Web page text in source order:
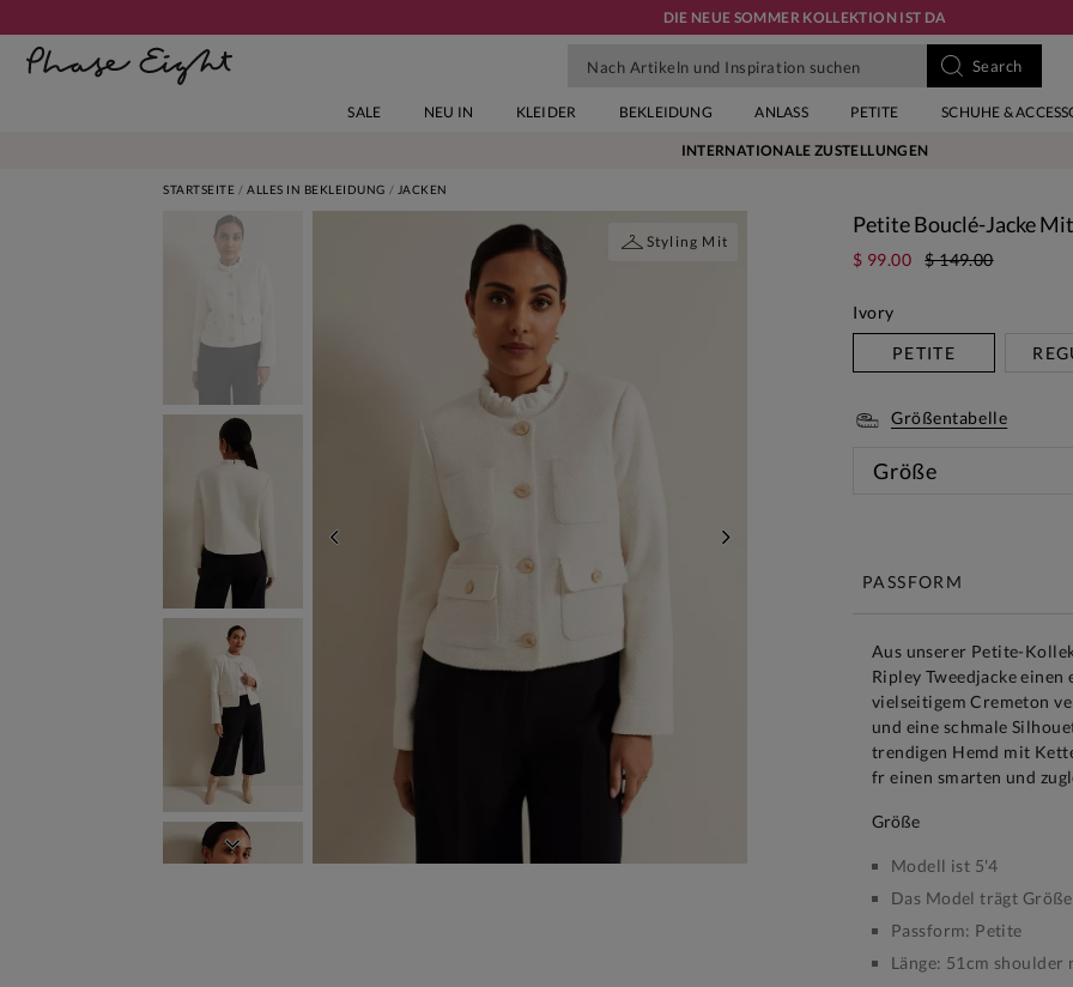
DIE NEUE SOMMER KOLLEKTION IST DA
SALE NEU IN KLEIDER BEKLEIDUNG ANLASS PETITE SCHUHE &
INTERNATIONALE ZUSTELLUNGEN
STARTSEITE ALLES IN BEKLEIDUNG JACKEN
WEITER
ZURÜCK
Styling Mit
Petite Bouclé-Jacke
$ 99.00 $ 149.00
Ivory
PETITE
Größentabelle
Größe
PASSFORM
Aus unserer Petite-
Ripley Tweedjacke
vielseitigem Cremeton
und eine schmale
trendigen Hemd mit
fr einen smarten und
größe
Modell ist 5'4
Das Model trägt
Passform: Petite
Länge: 51cm shoulder